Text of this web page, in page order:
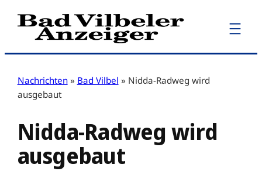
Zum
Inhalt
Nachrichten » Bad Vilbel » Nidda-Radweg wird
ausgebaut
Nidda-Radweg wird
ausgebaut